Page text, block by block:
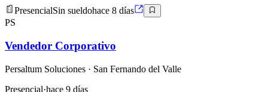
PresencialSin sueldohace 8 días
PS
Vendedor Corporativo
Persaltum Soluciones · San Fernando del Valle
Presencial·hace 9 días